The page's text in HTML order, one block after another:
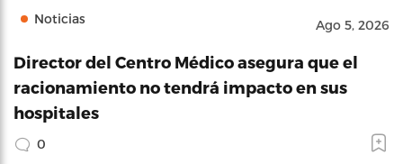
Noticias Ago 5, 2026
Director del Centro Médico asegura que el
racionamiento no tendrá impacto en sus
hospitales
0